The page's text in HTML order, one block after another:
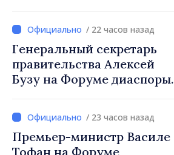
Вевер обсудили
европейский путь
Республики Молдова
/ 22 часов назад
Генеральный секретарь
правительства Алексей
Бузу на Форуме диаспоры:
чтобы строить более
сильные сообщества»
/ 23 часов назад
Премьер-министр Василе
Тофан на Форуме